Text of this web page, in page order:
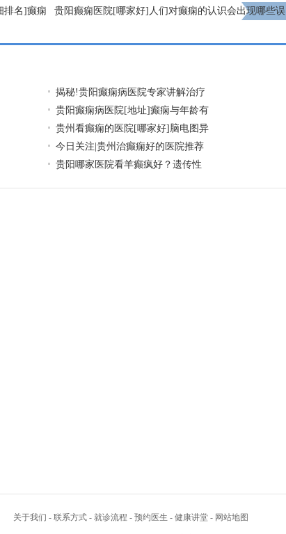
排名]癫痫
贵阳癫痫医院[哪家好]人们对癫痫的认识会出现哪些误
揭秘!贵阳癫痫病医院专家讲解治疗
贵阳癫痫病医院[地址]癫痫与年龄有
贵州看癫痫的医院[哪家好]脑电图异
今日关注|贵州治癫痫好的医院推荐
贵阳哪家医院看羊癫疯好？遗传性
关于我们 - 联系方式 - 就诊流程 - 预约医生 - 健康讲堂 - 网站地图